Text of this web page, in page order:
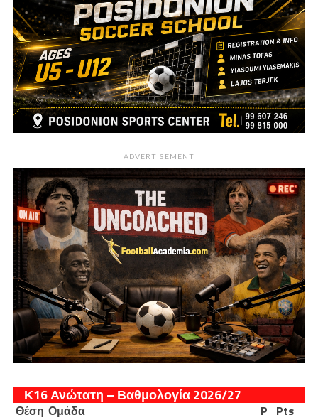
ADVERTISEMENT
Κ16 Ανώτατη – Βαθμολογία 2026/27
Θέση Ομάδα P Pts